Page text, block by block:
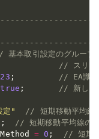
基本取引設定のグループ
// スリッ
;
// EA識別
true ; // 新しい
定"
// 短期移動平均線
;
// 短期移動平均線の
= 0 ;
// 短期移